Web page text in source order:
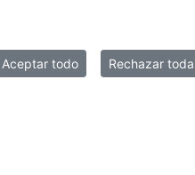
de 11 resultados.
Aceptar todo Rechazar